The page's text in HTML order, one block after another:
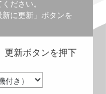
ださい。
に更新」ボタンを
更新ボタンを押下